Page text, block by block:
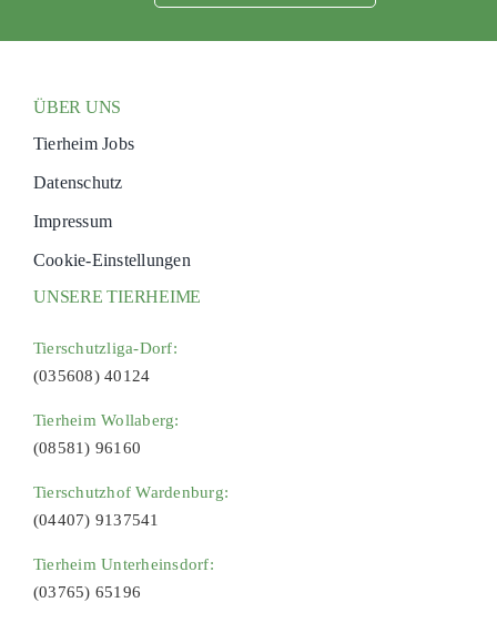
ÜBER UNS
Tierheim Jobs
Datenschutz
Impressum
Cookie-Einstellungen
UNSERE TIERHEIME
Tierschutzliga-Dorf:
(035608) 40124
Tierheim Wollaberg:
(08581) 96160
Tierschutzhof Wardenburg:
(04407) 9137541
Tierheim Unterheinsdorf:
(03765) 65196